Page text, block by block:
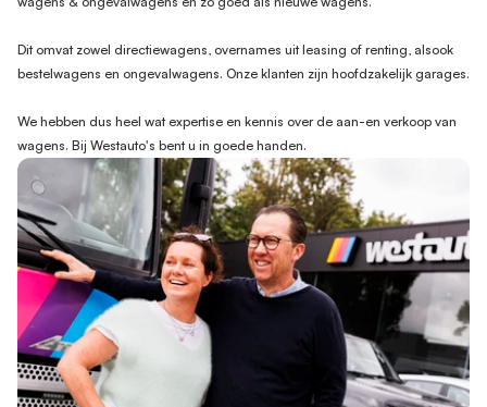
Dit omvat zowel directiewagens, overnames uit leasing of renting, alsook
bestelwagens en ongevalwagens. Onze klanten zijn hoofdzakelijk garages.
We hebben dus heel wat expertise en kennis over de aan-en verkoop van
wagens. Bij Westauto's bent u in goede handen.